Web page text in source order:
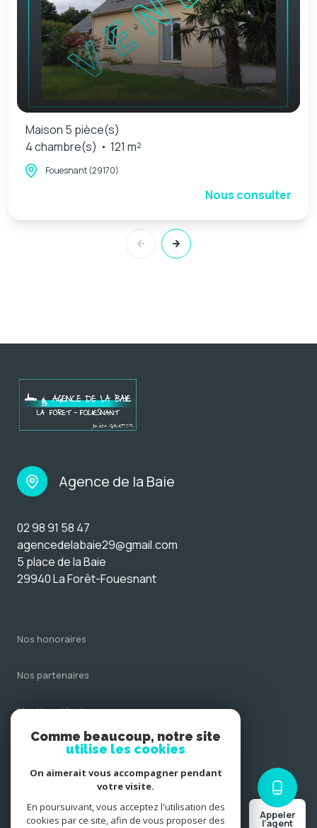
Appeler
l'agent
Maison 5 pièce(s)
4 chambre(s)
121 m²
Fouesnant (29170)
Nous consulter
Agence de la Baie
02 98 91 58 47
agencedelabaie29@gmail.com
5 place de la Baie
29940 La Forêt-Fouesnant
nos honoraires
nos partenaires
mentions légales
cookies
Comme beaucoup, notre site
utilise les cookies
On aimerait vous accompagner pendant
votre visite.
En poursuivant, vous acceptez l'utilisation des
cookies par ce site, afin de vous proposer des